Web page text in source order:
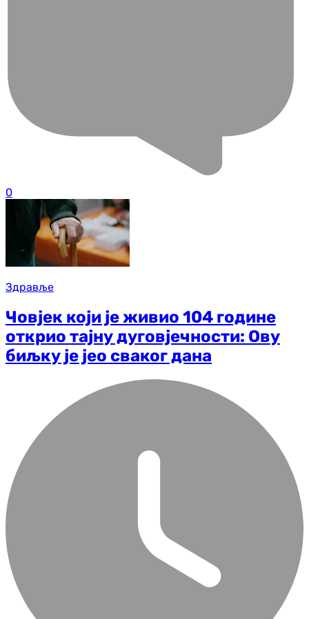
0
Здравље
Човјек који је живио 104 године
открио тајну дуговјечности: Ову
биљку је јео сваког дана